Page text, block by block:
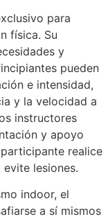
para
física. Su
y
pueden
e intensidad,
y la velocidad a
instructores
y apoyo
realice
lesiones.
indoor, el
a sí mismos